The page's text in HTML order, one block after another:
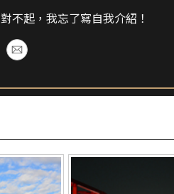
對不起，我忘了寫自我介紹！